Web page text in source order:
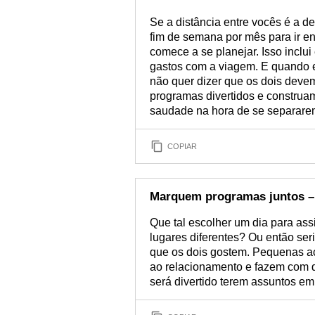
Se a distância entre vocês é a
fim de semana por mês para ir
comece a se planejar. Isso
gastos com a viagem. E quando
não quer dizer que os dois
programas divertidos e
saudade na hora de se
COPIAR
Marquem programas juntos
Que tal escolher um dia para
lugares diferentes? Ou então
que os dois gostem. Pequenas
ao relacionamento e fazem com
será divertido terem assuntos